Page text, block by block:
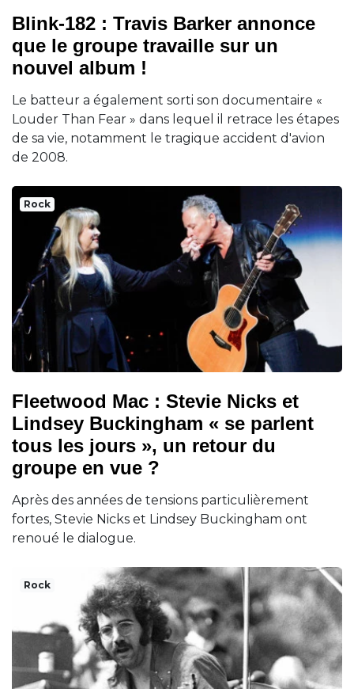
Blink-182 : Travis Barker annonce
que le groupe travaille sur un
nouvel album !
Le batteur a également sorti son documentaire «
Louder Than Fear » dans lequel il retrace les étapes
de sa vie, notamment le tragique accident d'avion
de 2008.
Rock
Fleetwood Mac : Stevie Nicks et
Lindsey Buckingham « se parlent
tous les jours », un retour du
groupe en vue ?
Après des années de tensions particulièrement
fortes, Stevie Nicks et Lindsey Buckingham ont
renoué le dialogue.
Rock